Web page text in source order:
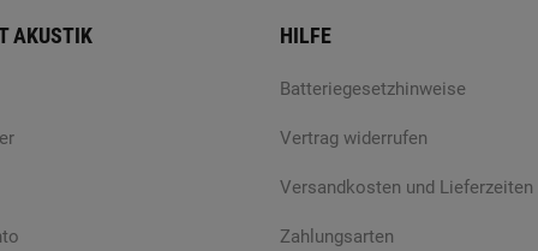
AKUSTIK HILFE
Batteriegesetzhinweise
Vertrag widerrufen
Versandkosten und Lieferzeiten
Zahlungsarten